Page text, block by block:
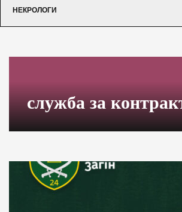
НЕКРОЛОГИ
служба за